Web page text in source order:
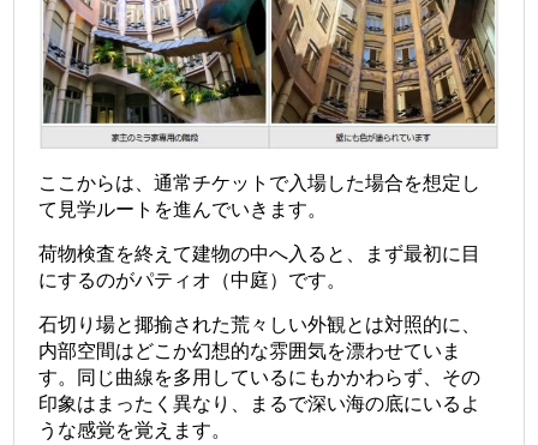
ここからは、通常チケットで入場した場合を想定し
て見学ルートを進んでいきます。
荷物検査を終えて建物の中へ入ると、まず最初に目
にするのがパティオ（中庭）です。
石切り場と揶揄された荒々しい外観とは対照的に、
内部空間はどこか幻想的な雰囲気を漂わせていま
す。同じ曲線を多用しているにもかかわらず、その
印象はまったく異なり、まるで深い海の底にいるよ
うな感覚を覚えます。